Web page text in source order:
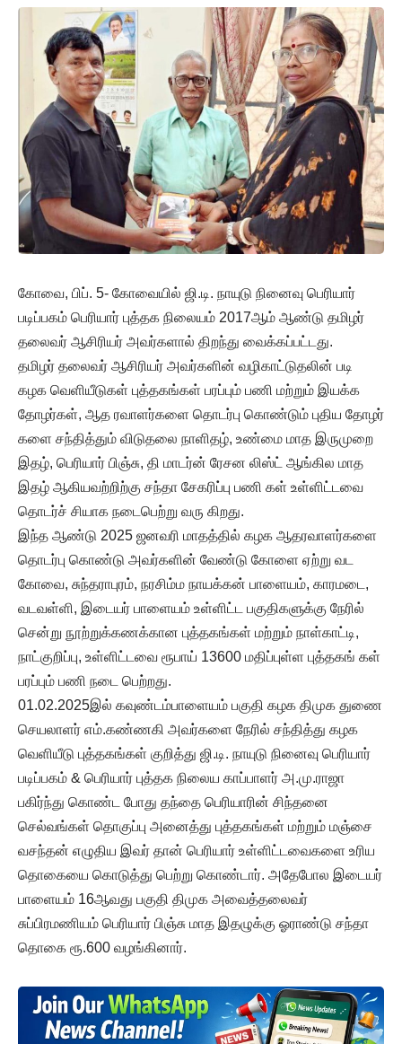
கோவை, பிப். 5- கோவையில் ஜி.டி. நாயுடு நினைவு பெரியார்
படிப்பகம் பெரியார் புத்தக நிலையம் 2017ஆம் ஆண்டு தமிழர்
தலைவர் ஆசிரியர் அவர்களால் திறந்து வைக்கப்பட்டது.
தமிழர் தலைவர் ஆசிரியர் அவர்களின் வழிகாட்டுதலின் படி
கழக வெளியீடுகள் புத்தகங்கள் பரப்பும் பணி மற்றும் இயக்க
தோழர்கள், ஆத ரவாளர்களை தொடர்பு கொண்டும் புதிய தோழர்
களை சந்தித்தும் விடுதலை நாளிதழ், உண்மை மாத இருமுறை
இதழ், பெரியார் பிஞ்சு, தி மாடர்ன் ரேசன லிஸ்ட் ஆங்கில மாத
இதழ் ஆகியவற்றிற்கு சந்தா சேகரிப்பு பணி கள் உள்ளிட்டவை
தொடர்ச் சியாக நடைபெற்று வரு கிறது.
இந்த ஆண்டு 2025 ஜனவரி மாதத்தில் கழக ஆதரவாளர்களை
தொடர்பு கொண்டு அவர்களின் வேண்டு கோளை ஏற்று வட
கோவை, சுந்தராபுரம், நரசிம்ம நாயக்கன் பாளையம், காரமடை,
வடவள்ளி, இடையர் பாளையம் உள்ளிட்ட பகுதிகளுக்கு நேரில்
சென்று நூற்றுக்கணக்கான புத்தகங்கள் மற்றும் நாள்காட்டி,
நாட்குறிப்பு, உள்ளிட்டவை ரூபாய் 13600 மதிப்புள்ள புத்தகங் கள்
பரப்பும் பணி நடை பெற்றது.
01.02.2025இல் கவுண்டம்பாளையம் பகுதி கழக திமுக துணை
செயலாளர் எம்.கண்ணகி அவர்களை நேரில் சந்தித்து கழக
வெளியீடு புத்தகங்கள் குறித்து ஜி.டி. நாயுடு நினைவு பெரியார்
படிப்பகம் & பெரியார் புத்தக நிலைய காப்பாளர் அ.மு.ராஜா
பகிர்ந்து கொண்ட போது தந்தை பெரியாரின் சிந்தனை
செல்வங்கள் தொகுப்பு அனைத்து புத்தகங்கள் மற்றும் மஞ்சை
வசந்தன் எழுதிய இவர் தான் பெரியார் உள்ளிட்டவைகளை உரிய
தொகையை கொடுத்து பெற்று கொண்டார். அதேபோல இடையர்
பாளையம் 16ஆவது பகுதி திமுக அவைத்தலைவர்
சுப்பிரமணியம் பெரியார் பிஞ்சு மாத இதழுக்கு ஓராண்டு சந்தா
தொகை ரூ.600 வழங்கினார்.